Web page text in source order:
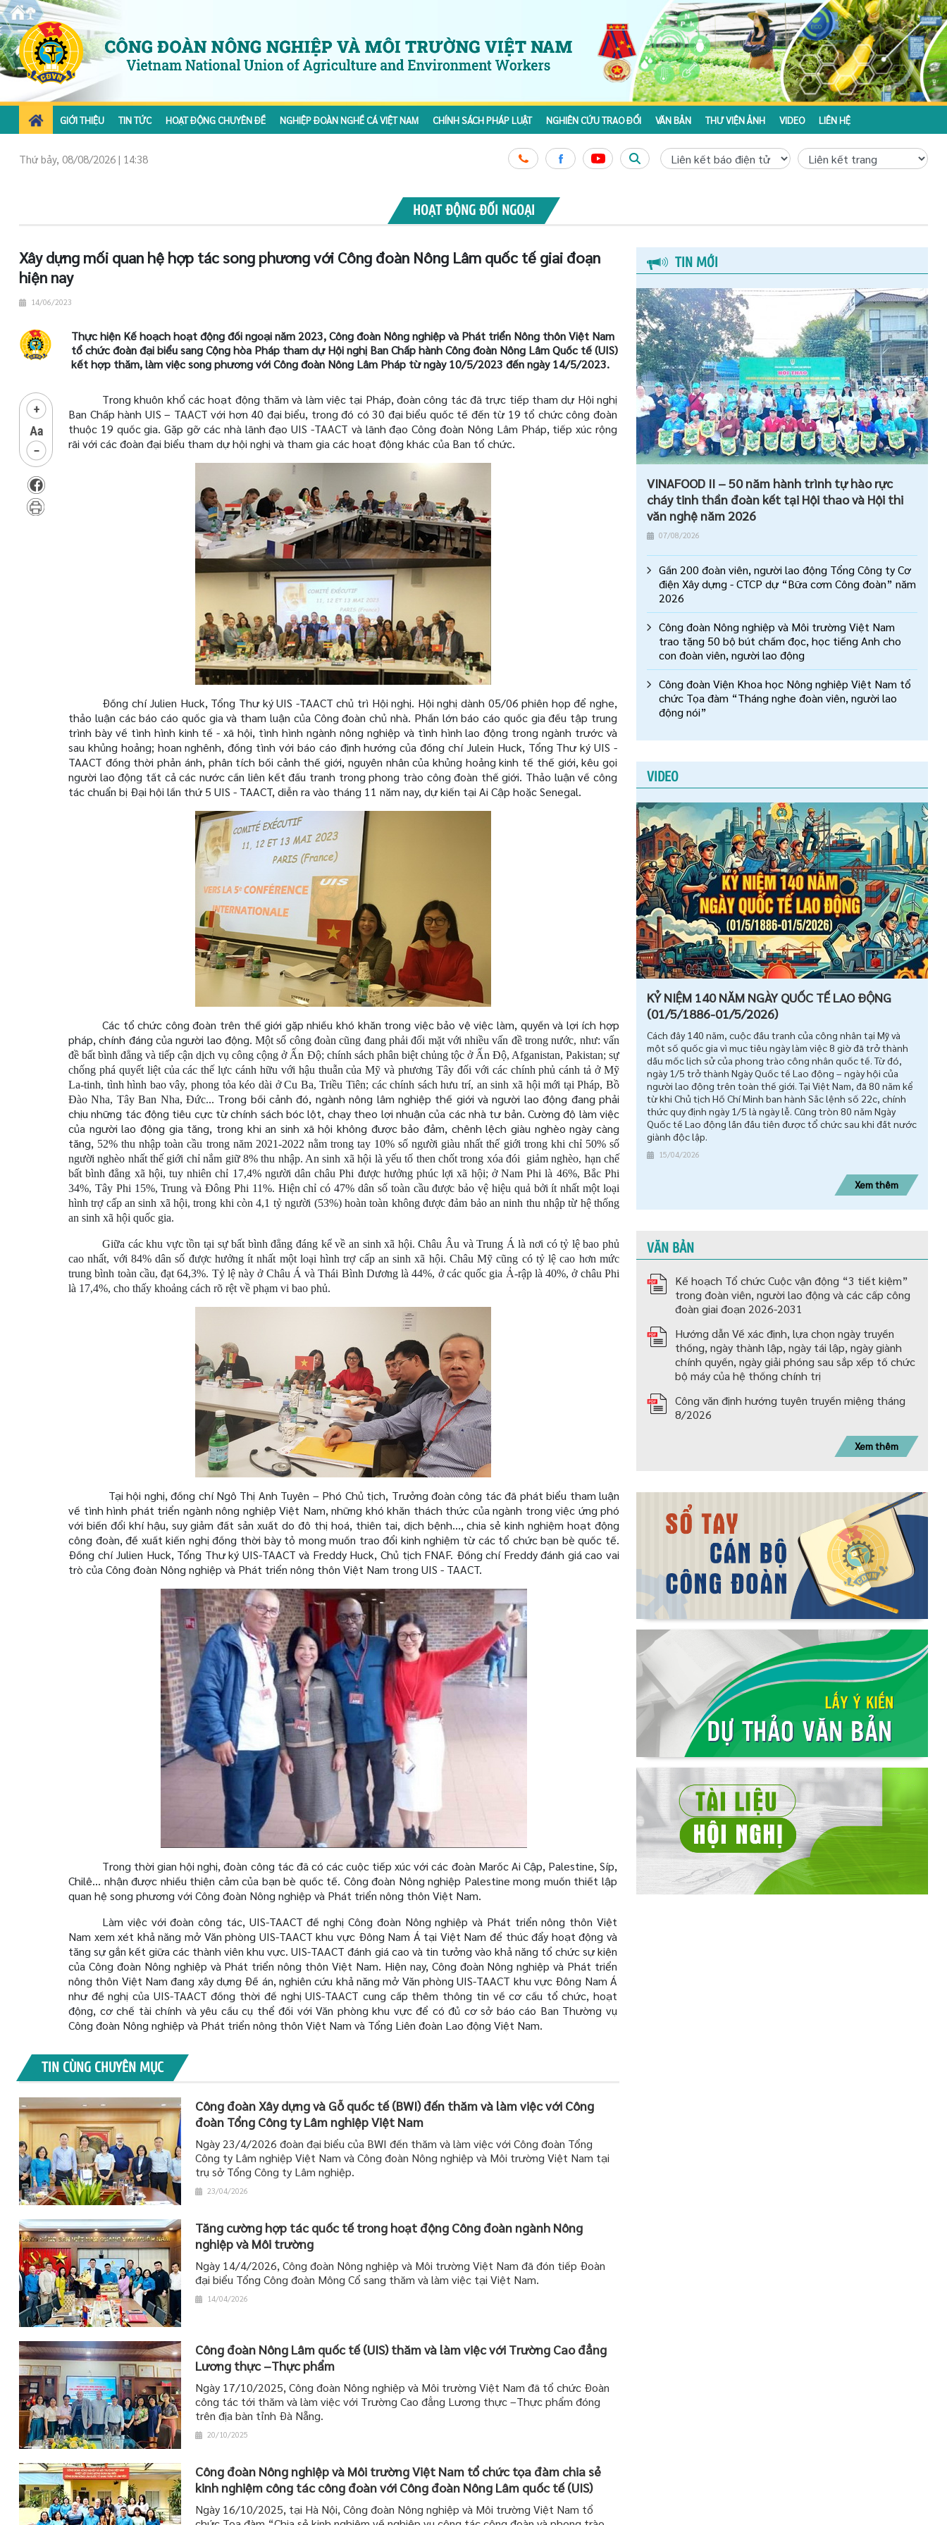
GIỚI THIỆU TIN TỨC HOẠT ĐỘNG CHUYÊN ĐỀ NGHIỆP ĐOÀN NGHỀ CÁ VIỆT NAM CHÍNH SÁCH PHÁP LUẬT NGHIÊN CỨU TRAO ĐỔI VĂN BẢN THƯ VIỆN ẢNH VIDEO LIÊN HỆ
Thứ bảy, 08/08/2026 | 14:38
HOẠT ĐỘNG ĐỐI NGOẠI
Xây dựng mối quan hệ hợp tác song phương với Công đoàn Nông Lâm quốc tế giai đoạn
hiện nay
14/06/2023
Thực hiện Kế hoạch hoạt động đối ngoại năm 2023, Công đoàn Nông nghiệp và Phát triển Nông thôn Việt Nam
tổ chức đoàn đại biểu sang Cộng hòa Pháp tham dự Hội nghị Ban Chấp hành Công đoàn Nông Lâm Quốc tế (UIS)
kết hợp thăm, làm việc song phương với Công đoàn Nông Lâm Pháp từ ngày 10/5/2023 đến ngày 14/5/2023.
Trong khuôn khổ các hoạt động thăm và làm việc tại Pháp, đoàn công tác đã trực tiếp thamdự Hội nghị
Ban Chấp hành UIS – TAACT với hơn 40 đại biểu, trong đó có 30 đại biểu quốc tế đến từ 19 tổ chức công đoàn
thuộc 19 quốc gia. Gặp gỡ các nhà lãnh đạo UIS -TAACT và lãnh đạo Công đoàn Nông Lâm Pháp, tiếp xúc rộng
rãi với các đoàn đại biểu tham dự hội nghị và tham gia các hoạt động khác của Ban tổ chức.
Đồng chí Julien Huck, Tổng Thư ký UIS -TAACT chủ trì Hội nghị. Hội nghị dành 05/06 phiên họp để nghe,
thảo luận các báo cáo quốc gia và tham luận của Công đoàn chủ nhà. Phần lớn báo cáo quốc gia đều tập trung
trình bày về tình hình kinh tế - xã hội, tình hình ngành nông nghiệp và tình hình lao động trong ngành tr­ước và
sau khủng hoảng; hoan nghênh, đồng tình với báo cáo định hướng của đồng chí Julein Huck, Tổng Thư ký UIS -
TAACT đồng thời phản ánh, phân tích bối cảnh thế giới, nguyên nhân của khủng hoảng kinh tế thế giới, kêu gọi
người lao động tất cả các nước cần liên kết đấu tranh trong phong trào công đoàn thế giới. Thảo luận về công
tác chuẩn bị Đại hội lần thứ 5 UIS - TAACT, diễn ra vào tháng 11 năm nay, dự kiến tại Ai Cập hoặc Senegal.
Các tổ chức công đoàn trên thế giới gặp nhiều khó khăn trong việc bảo vệ việc làm, quyền và lợi ích hợp
pháp, chính đáng của người lao động. Một số công đoàn cũng đang phải đối mặt với nhiều vấn đề trong nước, như: vấn
đề bất bình đẳng và tiếp cận dịch vụ công cộng ở Ấn Độ; chính sách phân biệt chủng tộc ở Ấn Độ, Afganistan, Pakistan; sự
chống phá quyết liệt của các thế lực cánh hữu với hậu thuẫn của Mỹ và phương Tây đối với các chính phủ cánh tả ở Mỹ
La-tinh, tình hình bao vây, phong tỏa kéo dài ở Cu Ba, Triều Tiên; các chính sách hưu trí, an sinh xã hội mới tại Pháp, Bồ
Đào Nha, Tây Ban Nha, Đức... Trong bối cảnh đó, ngành nông lâm nghiệp thế giới và người lao động đang phải
chịu những tác động tiêu cực từ chính sách bóc lột, chạy theo lợi nhuận của các nhà tư bản. Cường độ làm việc
của người lao động gia tăng, trong khi an sinh xã hội không được bảo đảm, chênh lệch giàu nghèo ngày càng
tăng, 52% thu nhập toàn cầu trong năm 2021-2022 nằm trong tay 10% số người giàu nhất thế giới trong khi chỉ 50% số
người nghèo nhất thế giới chỉ nắm giữ 8% thu nhập. An sinh xã hội là yếu tố then chốt trong xóa đói
giảm nghèo, hạn chế
bất bình đẳng xã hội, tuy nhiên chỉ 17,4% người dân châu Phi được hưởng phúc lợi xã hội; ở Nam Phi là 46%, Bắc Phi
34%, Tây Phi 15%, Trung và Đông Phi 11%. Hiện chỉ có 47% dân số toàn cầu được bảo vệ hiệu quả bởi ít nhất một loại
hình trợ cấp an sinh xã hội, trong khi còn 4,1 tỷ người (53%) hoàn toàn không được đảm bảo an ninh thu nhập từ hệ thống
an sinh xã hội quốc gia.
Giữa các khu vực tồn tại sự bất bình đẳng đáng kể về an sinh xã hội. Châu Âu và Trung Á là nơi có tỷ lệ bao phủ
cao nhất, với 84% dân số được hưởng ít nhất một loại hình trợ cấp an sinh xã hội. Châu Mỹ cũng có tỷ lệ cao hơn mức
trung bình toàn cầu, đạt 64,3%. Tỷ lệ này ở Châu Á và Thái Bình Dương là 44%, ở các quốc gia Ả-rập là 40%, ở châu Phi
là 17,4%, cho thấy khoảng cách rõ rệt về phạm vi bao phủ.
Tại hội nghị, đồng chí Ngô Thị Anh Tuyên – Phó Chủ tịch, Trưởng đoàn công tác đã phát biểu tham luận
về tình hình phát triển ngành nông nghiệp Việt Nam, những khó khăn thách thức của ngành trong việc ứng phó
với biến đổi khí hậu, suy giảm đất sản xuất do đô thị hoá, thiên tai, dịch bệnh..., chia sẻ kinh nghiệm hoạt động
công đoàn, đề xuất kiến nghị đồng thời bày tỏ mong muốn trao đổi kinh nghiệm từ các tổ chức bạn bè quốc tế.
Đồng chí Julien Huck, Tổng Thư ký UIS-TAACT và Freddy Huck, Chủ tịch FNAF. Đồng chí Freddy đánh giá cao vai
trò của Công đoàn Nông nghiệp và Phát triển nông thôn Việt Nam trong UIS - TAACT.
Trong thời gian hội nghị, đoàn công tác đã có các cuộc tiếp xúc với các đoàn Marốc Ai Cập, Palestine, Síp,
Chilê... nhận được nhiều thiện cảm của bạn bè quốc tế. Công đoàn Nông nghiệp Palestine mong muốn thiết lập
quan hệ song phương với Công đoàn Nông nghiệp và Phát triển nông thôn Việt Nam.
Làm việc với đoàn công tác, UIS-TAACT đề nghị Công đoàn Nông nghiệp và Phát triển nông thôn Việt
Nam xem xét khả năng mở Văn phòng UIS-TAACT khu vực Đông Nam Á tại Việt Nam để thúc đẩy hoạt động và
tăng sự gắn kết giữa các thành viên khu vực. UIS-TAACT đánh giá cao và tin tưởng vào khả năng tổ chức sự kiện
của Công đoàn Nông nghiệp và Phát triển nông thôn Việt Nam. Hiện nay, Công đoàn Nông nghiệp và Phát triển
nông thôn Việt Nam đang xây dựng Đề án, nghiên cứu khả năng mở Văn phòng UIS-TAACT khu vực Đông Nam Á
như đề nghị của UIS-TAACT đồng thời đề nghị UIS-TAACT cung cấp thêm thông tin về cơ cấu tổ chức, hoạt
động, cơ chế tài chính và yêu cầu cụ thể đối với Văn phòng khu vực để có đủ cơ sở báo cáo Ban Thường vụ
Công đoàn Nông nghiệp và Phát triển nông thôn Việt Nam và Tổng Liên đoàn Lao động Việt Nam.
TIN CÙNG CHUYÊN MỤC
Công đoàn Xây dựng và Gỗ quốc tế (BWI) đến thăm và làm việc với Công
đoàn Tổng Công ty Lâm nghiệp Việt Nam
Ngày 23/4/2026 đoàn đại biểu của BWI đến thăm và làm việc với Công đoàn Tổng
Công ty Lâm nghiệp Việt Nam và Công đoàn Nông nghiệp và Môi trường Việt Nam tại
trụ sở Tổng Công ty Lâm nghiệp.
23/04/2026
Tăng cường hợp tác quốc tế trong hoạt động Công đoàn ngành Nông
nghiệp và Môi trường
Ngày 14/4/2026, Công đoàn Nông nghiệp và Môi trường Việt Nam đã đón tiếp Đoàn
đại biểu Tổng Công đoàn Mông Cổ sang thăm và làm việc tại Việt Nam.
14/04/2026
Công đoàn Nông Lâm quốc tế (UIS) thăm và làm việc với Trường Cao đẳng
Lương thực –Thực phẩm
Ngày 17/10/2025, Công đoàn Nông nghiệp và Môi trường Việt Nam đã tổ chức Đoàn
công tác tới thăm và làm việc với Trường Cao đẳng Lương thực –Thực phẩm đóng
trên địa bàn tỉnh Đà Nẵng.
20/10/2025
Công đoàn Nông nghiệp và Môi trường Việt Nam tổ chức tọa đàm chia sẻ
kinh nghiệm công tác công đoàn với Công đoàn Nông Lâm quốc tế (UIS)
Ngày 16/10/2025, tại Hà Nội, Công đoàn Nông nghiệp và Môi trường Việt Nam tổ
TIN MỚI
VINAFOOD II – 50 năm hành trình tự hào rực
cháy tinh thần đoàn kết tại Hội thao và Hội thi
văn nghệ năm 2026
07/08/2026
Gần 200 đoàn viên, người lao động Tổng Công ty Cơ
điện Xây dựng - CTCP dự “Bữa cơm Công đoàn” năm
2026
Công đoàn Nông nghiệp và Môi trường Việt Nam
trao tặng 50 bộ bút chấm đọc, học tiếng Anh cho
con đoàn viên, người lao động
Công đoàn Viện Khoa học Nông nghiệp Việt Nam tổ
chức Tọa đàm “Tháng nghe đoàn viên, người lao
động nói”
VIDEO
KỶ NIỆM 140 NĂM NGÀY QUỐC TẾ LAO ĐỘNG
(01/5/1886-01/5/2026)
Cách đây 140 năm, cuộc đấu tranh của công nhân tại Mỹ và
một số quốc gia vì mục tiêu ngày làm việc 8 giờ đã trở thành
dấu mốc lịch sử của phong trào công nhân quốc tế. Từ đó,
ngày 1/5 trở thành Ngày Quốc tế Lao động – ngày hội của
người lao động trên toàn thế giới. Tại Việt Nam, đã 80 năm kể
từ khi Chủ tịch Hồ Chí Minh ban hành Sắc lệnh số 22c, chính
thức quy định ngày 1/5 là ngày lễ. Cũng tròn 80 năm Ngày
Quốc tế Lao động lần đầu tiên được tổ chức sau khi đất nước
giành độc lập.
15/04/2026
Xem thêm
VĂN BẢN
Kế hoạch Tổ chức Cuộc vận động “3 tiết kiệm”
trong đoàn viên, người lao động và các cấp công
đoàn giai đoạn 2026-2031
Hướng dẫn Về xác định, lựa chọn ngày truyền
thống, ngày thành lập, ngày tái lập, ngày giành
chính quyền, ngày giải phóng sau sắp xếp tố chức
bộ máy của hệ thống chính trị
Công văn định hướng tuyên truyền miệng tháng
8/2026
Xem thêm